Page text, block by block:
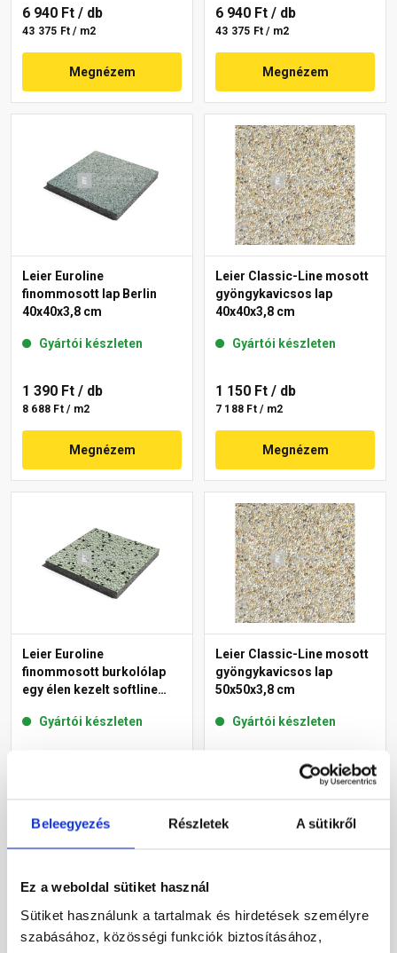
Beleegyezés Részletek A sütikről
Ez a weboldal sütiket használ
Sütiket használunk a tartalmak és hirdetések személyre
szabásához, közösségi funkciók biztosításához,
6 940 Ft / db
43 375 Ft / m2
Megnézem
6 940 Ft / db
43 375 Ft / m2
Megnézem
Leier Euroline
finommosott lap Berlin
40x40x3,8 cm
Gyártói készleten
1 390 Ft / db
8 688 Ft / m2
Megnézem
Leier Classic-Line mosott
gyöngykavicsos lap
40x40x3,8 cm
Gyártói készleten
1 150 Ft / db
7 188 Ft / m2
Megnézem
Leier Euroline
finommosott burkolólap
egy élen kezelt softline
Gyártói készleten
Megnézem
Leier Classic-Line mosott
gyöngykavicsos lap
50x50x3,8 cm
Gyártói készleten
Megnézem